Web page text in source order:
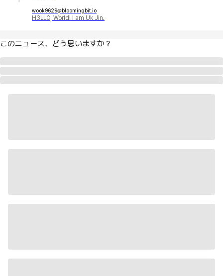
wook9629@bloomingbit.io
H3LLO, World! I am Uk Jin.
このニュース、どう思いますか？